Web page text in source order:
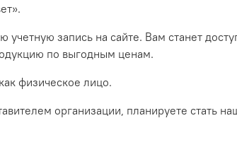
запись на сайте. Вам станет
по выгодным ценам.
физическое лицо.
организации, планируете стать